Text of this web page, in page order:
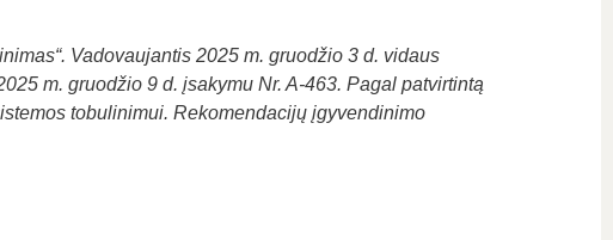
Vadovaujantis 2025 m. gruodžio 3 d. vidaus
m. gruodžio 9 d. įsakymu Nr. A-463. Pagal patvirtintą
tobulinimui. Rekomendacijų įgyvendinimo